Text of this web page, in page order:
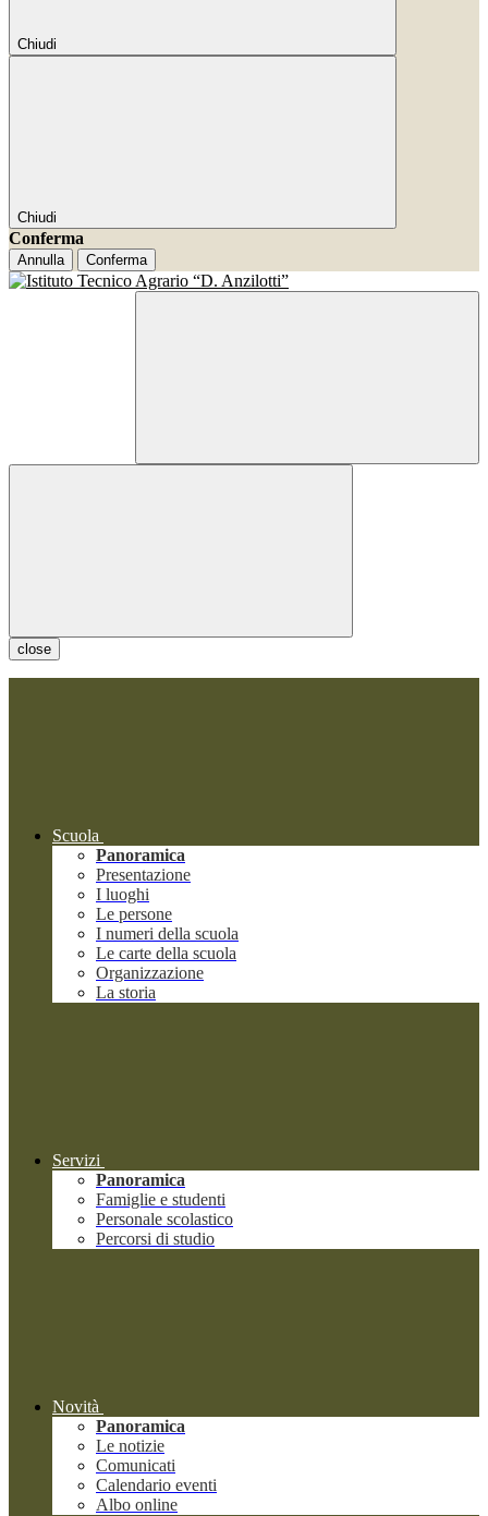
Chiudi
Chiudi
Conferma
Annulla Conferma
close
Scuola
Panoramica
Presentazione
I luoghi
Le persone
I numeri della scuola
Le carte della scuola
Organizzazione
La storia
Servizi
Panoramica
Famiglie e studenti
Personale scolastico
Percorsi di studio
Novità
Panoramica
Le notizie
Comunicati
Calendario eventi
Albo online